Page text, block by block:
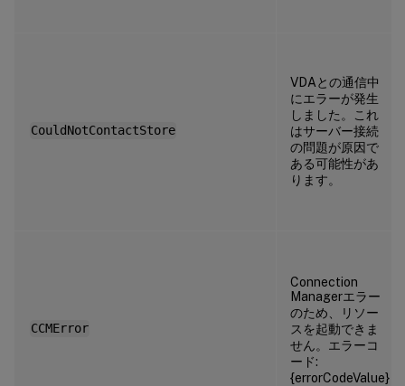
CouldNotContactStore
VDAとの通信中
にエラーが発生
しました。これ
はサーバー接続
の問題が原因で
ある可能性があ
ります。
CCMError
Connection
Managerエラー
のため、リソー
スを起動できま
せん。エラーコ
ード:
{errorCodeValue}